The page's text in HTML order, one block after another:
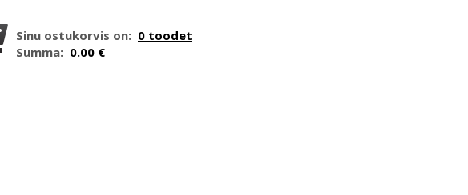
Sinu ostukorvis on: 0 toodet
Summa: 0.00 €